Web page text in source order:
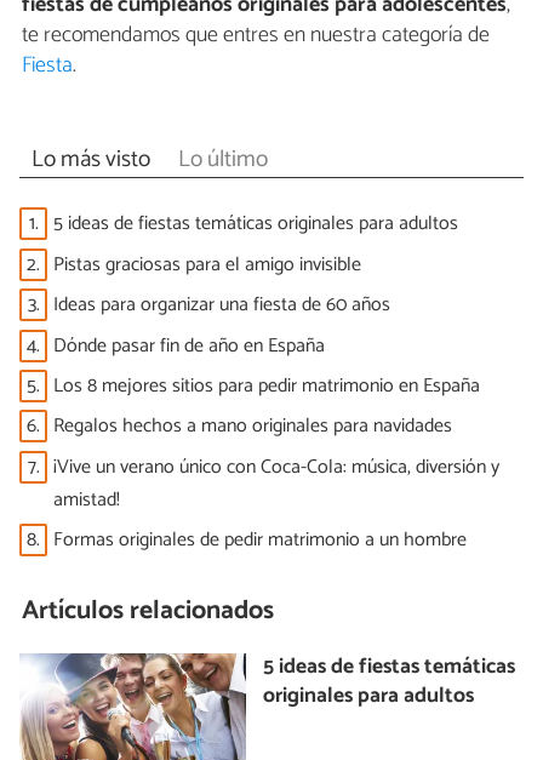
te recomendamos que entres en nuestra categoría de
Fiesta.
Lo más visto Lo último
1. 5 ideas de fiestas temáticas originales para adultos
2. Pistas graciosas para el amigo invisible
3. Ideas para organizar una fiesta de 60 años
4. Dónde pasar fin de año en España
5. Los 8 mejores sitios para pedir matrimonio en España
6. Regalos hechos a mano originales para navidades
7. ¡Vive un verano único con Coca-Cola: música, diversión y
amistad!
8. Formas originales de pedir matrimonio a un hombre
Artículos relacionados
5 ideas de fiestas temáticas
originales para adultos